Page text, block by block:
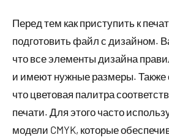
Перед тем как приступить к
подготовить файл с дизайном.
что все элементы дизайна
и имеют нужные размеры. Также
что цветовая палитра
печати. Для этого часто
модели CMYK, которые